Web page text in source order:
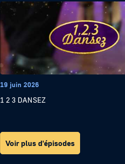
19 juin 2026
1 2 3 DANSEZ
Voir plus d'épisodes